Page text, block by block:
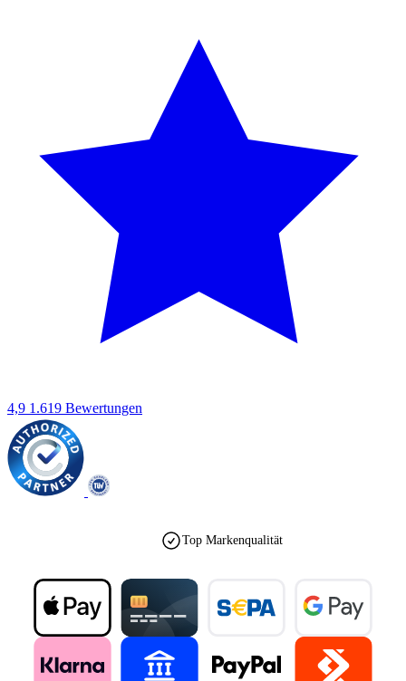
4,9 1.619 Bewertungen
Top Markenqualität